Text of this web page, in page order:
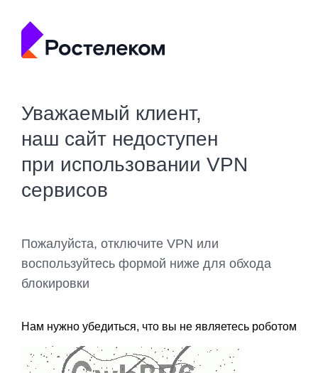
Уважаемый клиент,
наш сайт недоступен
при использовании VPN
сервисов
Пожалуйста, отключите VPN или
воспользуйтесь формой ниже для обхода
блокировки
Нам нужно убедиться, что вы не являетесь роботом